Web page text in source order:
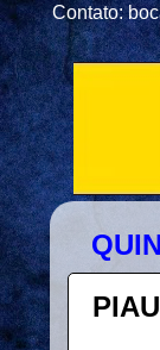
Contato: